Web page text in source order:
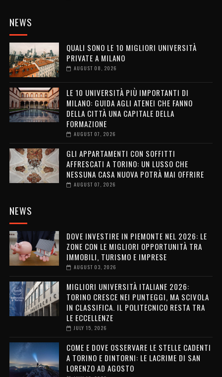
NEWS
QUALI SONO LE 10 MIGLIORI UNIVERSITÀ
PRIVATE A MILANO
AUGUST 08, 2026
LE 10 UNIVERSITÀ PIÙ IMPORTANTI DI
MILANO: GUIDA AGLI ATENEI CHE FANNO
DELLA CITTÀ UNA CAPITALE DELLA
FORMAZIONE
AUGUST 07, 2026
GLI APPARTAMENTI CON SOFFITTI
AFFRESCATI A TORINO: UN LUSSO CHE
NESSUNA CASA NUOVA POTRÀ MAI OFFRIRE
AUGUST 07, 2026
NEWS
DOVE INVESTIRE IN PIEMONTE NEL 2026: LE
ZONE CON LE MIGLIORI OPPORTUNITÀ TRA
IMMOBILI, TURISMO E IMPRESE
AUGUST 03, 2026
MIGLIORI UNIVERSITÀ ITALIANE 2026:
TORINO CRESCE NEI PUNTEGGI, MA SCIVOLA
IN CLASSIFICA. IL POLITECNICO RESTA TRA
LE ECCELLENZE
JULY 15, 2026
COME E DOVE OSSERVARE LE STELLE CADENTI
A TORINO E DINTORNI: LE LACRIME DI SAN
LORENZO AD AGOSTO